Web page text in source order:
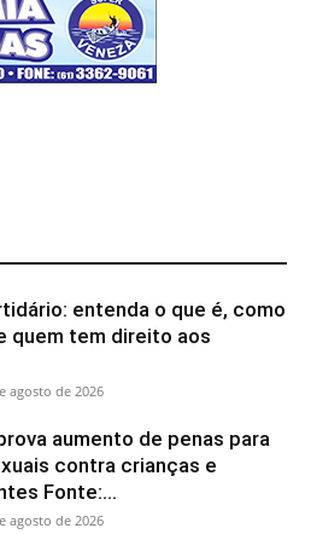
entenda o que é, como
quem tem direito aos
agosto de 2026
aumento de penas para
contra crianças e
Fonte:...
agosto de 2026